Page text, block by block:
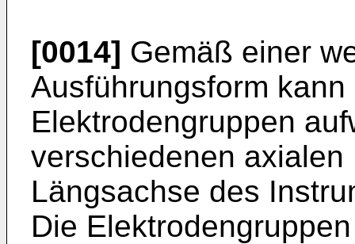
[0014] Gemäß einer
Ausführungsform
Elektrodengruppen
verschiedenen
Längsachse des
Die